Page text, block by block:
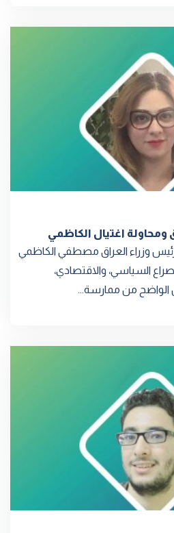
ومحاولة اغتيال الكاظمي
وزراء العراق مصطفي الكاظمي
السياسي، والاقتصادي،
الواضح من ممارسة...